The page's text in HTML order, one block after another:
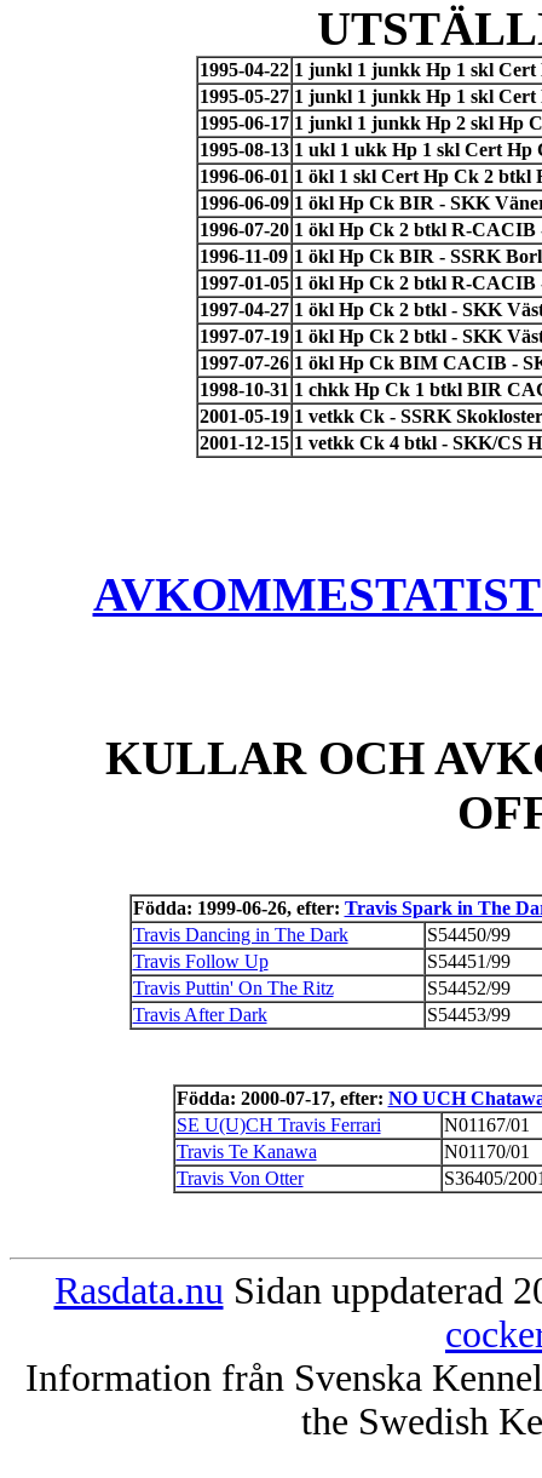
1995-04-22 1 junkl 1 junkk Hp 1 skl
1995-05-27 1 junkl 1 junkk Hp 1 skl Cert
1995-06-17 1 junkl 1 junkk Hp 2 skl Hp
1995-08-13 1 ukl 1 ukk Hp 1 skl Cert Hp
1996-06-01 1 ökl 1 skl Cert Hp Ck 2
1996-06-09 1 ökl Hp Ck BIR - SKK
1996-07-20 1 ökl Hp Ck 2 btkl R-CACIB
1996-11-09 1 ökl Hp Ck BIR - SSRK
1997-01-05 1 ökl Hp Ck 2 btkl R-CACIB
1997-04-27 1 ökl Hp Ck 2 btkl - SKK
1997-07-19 1 ökl Hp Ck 2 btkl - SKK
1997-07-26 1 ökl Hp Ck BIM CACIB -
1998-10-31 1 chkk Hp Ck 1 btkl BIR
2001-05-19 1 vetkk Ck - SSRK
2001-12-15 1 vetkk Ck 4 btkl - SKK/CS
KULLAR OCH
Födda: 1999-06-26, efter: Travis Spark in The
Travis Dancing in The Dark
S54450/99
Travis Follow Up
S54451/99
Travis Puttin' On The Ritz
S54452/99
Travis After Dark
S54453/99
Födda: 2000-07-17, efter: NO UCH
SE U(U)CH Travis Ferrari
N01167/01
Travis Te Kanawa
N01170/01
Travis Von Otter
S36405/
Rasdata.nu Sidan uppdaterad
Information från Svenska
the Swedish